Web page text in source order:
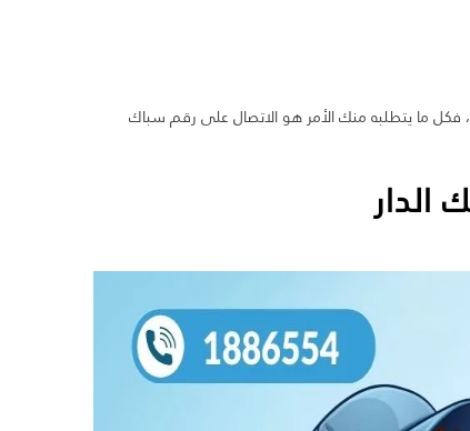
ما يتطلبه منك الأمر هو الاتصال على رقم سباك